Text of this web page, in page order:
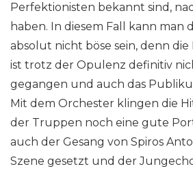
Perfektionisten bekannt sind,
haben. In diesem Fall kann man
absolut nicht böse sein, denn die
ist trotz der Opulenz definitiv
gegangen und auch das
Mit dem Orchester klingen die
der Truppen noch eine gute
auch der Gesang von Spiros
Szene gesetzt und der